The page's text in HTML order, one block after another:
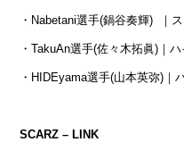
・Nabetani選手(鍋谷奏輝) ｜
・TakuAn選手(佐々木拓眞)｜
・HIDEyama選手(山本英弥)｜
SCARZ – LINK